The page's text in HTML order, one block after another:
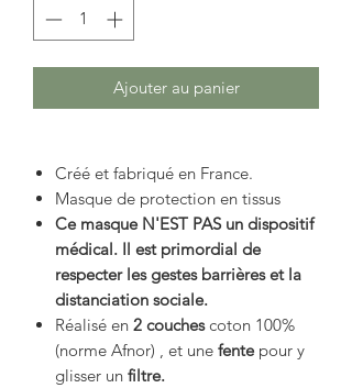
Ajouter au panier
Créé et fabriqué en France.
Masque de protection en tissus
Ce masque N'EST PAS un dispositif
médical. Il est primordial de
respecter les gestes barrières et la
distanciation sociale.
Réalisé en 2 couchescoton 100%
(norme Afnor) , et une fentepour y
glisser un filtre.